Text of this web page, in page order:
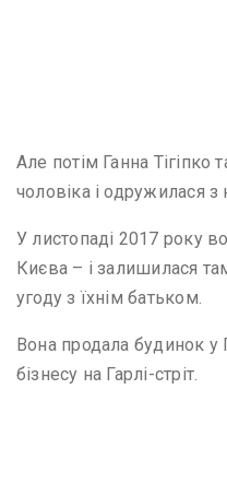
Але потім Ганна Тігіпко
чоловіка і одружилася з
У листопаді 2017 року
Києва – і залишилася
угоду з їхнім батьком.
Вона продала будинок у
бізнесу на Гарлі-стріт.